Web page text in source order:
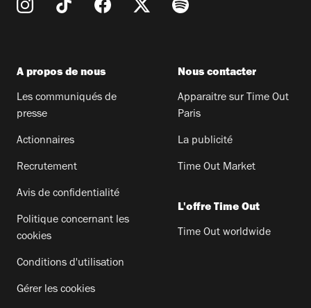
A propos de nous
Les communiqués de
presse
Actionnaires
Recrutement
Avis de confidentialité
Politique concernant les
cookies
Conditions d'utilisation
Gérer les cookies
Nous contacter
Apparaitre sur Time Out
Paris
La publicité
Time Out Market
L'offre Time Out
Time Out worldwide